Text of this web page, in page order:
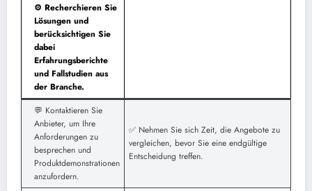
⚙️ Recherchieren Sie
Lösungen und
berücksichtigen Sie
dabei
Erfahrungsberichte
und Fallstudien aus
der Branche.
💬 Kontaktieren Sie
Anbieter, um Ihre
Anforderungen zu
besprechen und
Produktdemonstrationen
anzufordern.
✅ Nehmen Sie sich Zeit, die Angebote zu
vergleichen, bevor Sie eine endgültige
Entscheidung treffen.